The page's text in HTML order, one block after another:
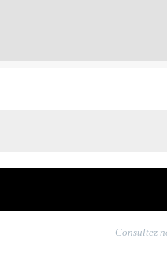
Consultez